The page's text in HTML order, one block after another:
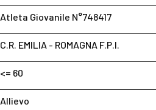
Atleta Giovanile N°748417
C.R. EMILIA - ROMAGNA F.P.I.
<= 60
Allievo